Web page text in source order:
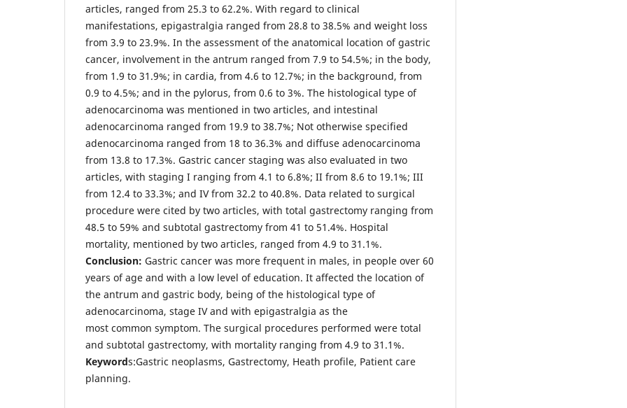
articles, ranged from 25.3 to 62.2%. With regard to clinical
manifestations, epigastralgia ranged from 28.8 to 38.5% and weight loss
from 3.9 to 23.9%. In the assessment of the anatomical location of gastric
cancer, involvement in the antrum ranged from 7.9 to 54.5%; in the body,
from 1.9 to 31.9%; in cardia, from 4.6 to 12.7%; in the background, from
0.9 to 4.5%; and in the pylorus, from 0.6 to 3%. The histological type of
adenocarcinoma was mentioned in two articles, and intestinal
adenocarcinoma ranged from 19.9 to 38.7%; Not otherwise specified
adenocarcinoma ranged from 18 to 36.3% and diffuse adenocarcinoma
from 13.8 to 17.3%. Gastric cancer staging was also evaluated in two
articles, with staging I ranging from 4.1 to 6.8%; II from 8.6 to 19.1%; III
from 12.4 to 33.3%; and IV from 32.2 to 40.8%. Data related to surgical
procedure were cited by two articles, with total gastrectomy ranging from
48.5 to 59% and subtotal gastrectomy from 41 to 51.4%. Hospital
mortality, mentioned by two articles, ranged from 4.9 to 31.1%.
Conclusion: Gastric cancer was more frequent in males, in people over 60
years of age and with a low level of education. It affected the location of
the antrum and gastric body, being of the histological type of
adenocarcinoma, stage IV and with epigastralgia as the
most common symptom. The surgical procedures performed were total
and subtotal gastrectomy, with mortality ranging from 4.9 to 31.1%.
Keywords:Gastric neoplasms, Gastrectomy, Heath profile, Patient care
planning.